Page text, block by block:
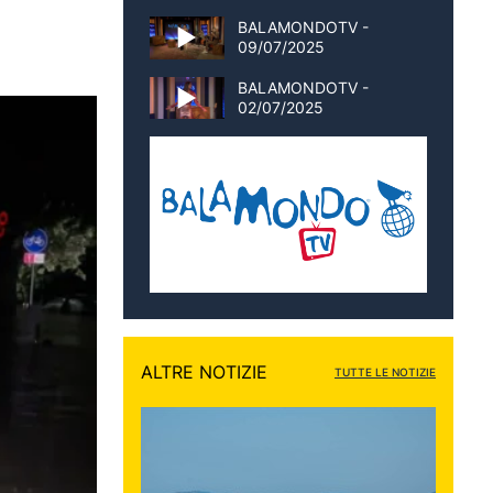
BALAMONDOTV -
09/07/2025
BALAMONDOTV -
02/07/2025
ALTRE NOTIZIE TUTTE LE NOTIZIE